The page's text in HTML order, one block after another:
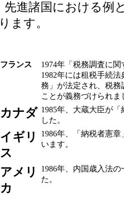
先進諸国における例
ります。
フランス
1974年「税務調査に
1982年には租税手続
務」が法定され、税
ことが義務づけられま
カナダ 1985年、大蔵大臣が
した。
イギリ
ス
1986年、「納税者憲
います。
アメリ
カ
1986年、内国歳入法
た。